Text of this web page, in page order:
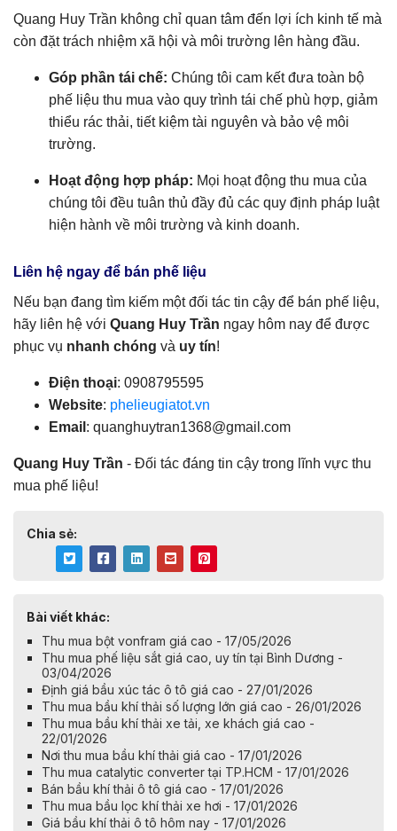
Quang Huy Trần không chỉ quan tâm đến lợi ích kinh tế mà
còn đặt trách nhiệm xã hội và môi trường lên hàng đầu.
Góp phần tái chế: Chúng tôi cam kết đưa toàn bộ
phế liệu thu mua vào quy trình tái chế phù hợp, giảm
thiểu rác thải, tiết kiệm tài nguyên và bảo vệ môi
trường.
Hoạt động hợp pháp: Mọi hoạt động thu mua của
chúng tôi đều tuân thủ đầy đủ các quy định pháp luật
hiện hành về môi trường và kinh doanh.
Liên hệ ngay để bán phế liệu
Nếu bạn đang tìm kiếm một đối tác tin cậy để bán phế liệu,
hãy liên hệ với Quang Huy Trần ngay hôm nay để được
phục vụ nhanh chóng và uy tín!
Điện thoại: 0908795595
Website: phelieugiatot.vn
Email : quanghuytran1368@gmail.com
Quang Huy Trần - Đối tác đáng tin cậy trong lĩnh vực thu
mua phế liệu!
Chia sẻ:
Bài viết khác:
Thu mua bột vonfram giá cao - 17/05/2026
Thu mua phế liệu sắt giá cao, uy tín tại Bình Dương -
03/04/2026
Định giá bầu xúc tác ô tô giá cao - 27/01/2026
Thu mua bầu khí thải số lượng lớn giá cao - 26/01/2026
Thu mua bầu khí thải xe tải, xe khách giá cao -
22/01/2026
Nơi thu mua bầu khí thải giá cao - 17/01/2026
Thu mua catalytic converter tại TP.HCM - 17/01/2026
Bán bầu khí thải ô tô giá cao - 17/01/2026
Thu mua bầu lọc khí thải xe hơi - 17/01/2026
Giá bầu khí thải ô tô hôm nay - 17/01/2026